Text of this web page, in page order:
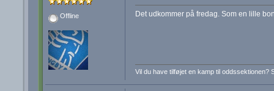
Offline Det udkommer på fredag. Som en lille
Vil du have tilføjet en kamp til oddssektionen?